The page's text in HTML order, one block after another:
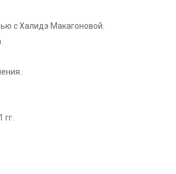
с Халидэ Макагоновой.